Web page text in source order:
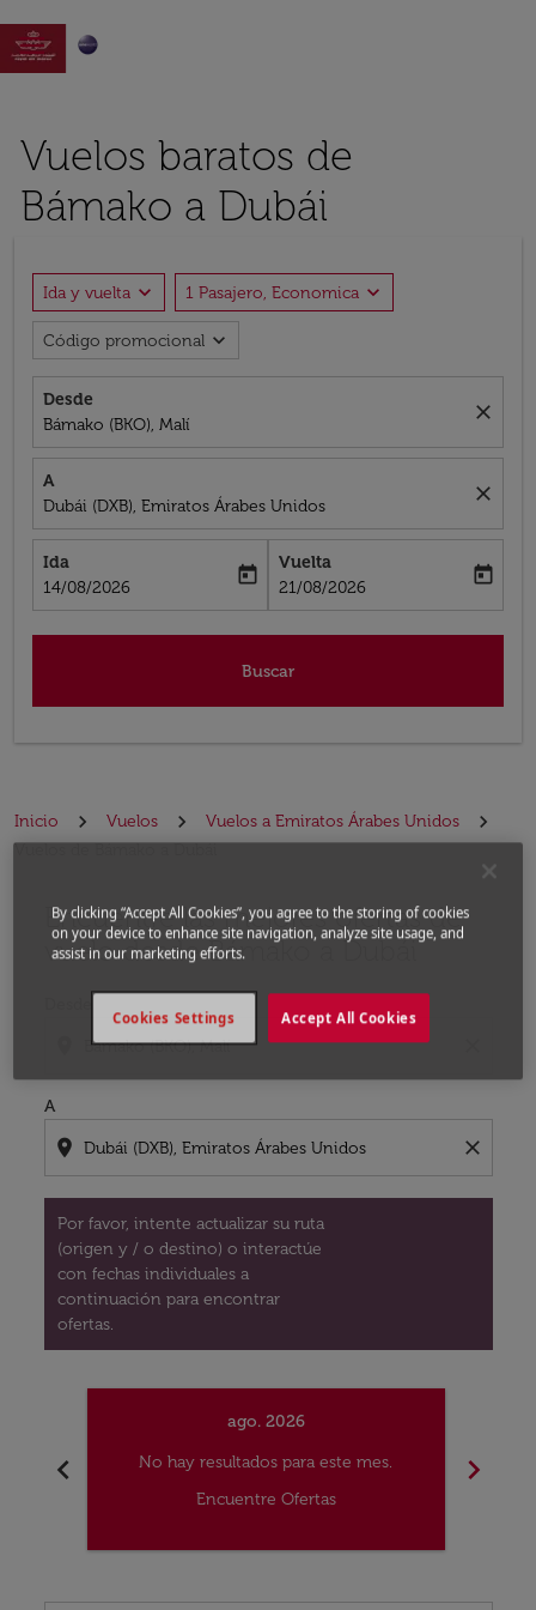

Vuelos baratos de
Bámako a Dubái
Ida y vuelta expand_more 1 Pasajero, Economica expand_more
Código promocional expand_more
Desde
Bámako (BKO), Malí
close
A
Dubái (DXB), Emiratos Árabes Unidos
close
Ida
fc-booking-departure-date-aria-label
14/08/2026
today
Vuelta
fc-booking-return-date-aria-label
21/08/2026
today
Buscar
Inicio Vuelos
Vuelos a Emiratos Árabes Unidos
Vuelos de Bámako a Dubái
Encuentre las mejores ofertas de
vuelo desde Bámako a Dubái
A
location_on close
Por favor, intente actualizar su ruta
(origen y / o destino) o interactúe
con fechas individuales a
continuación para encontrar
ofertas.
Por favor, intente actualizar su ruta (origen y / o
chevron_left
ago. 2026
No hay resultados para este mes.
Encuentre Ofertas
chevron_right
By clicking “Accept All Cookies”, you agree to the storing of cookies
on your device to enhance site navigation, analyze site usage, and
assist in our marketing efforts.
Accept All Cookies
Cookies Settings